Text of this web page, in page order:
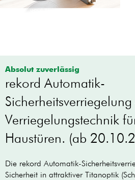
Absolut zuverlässig
rekord Automatik-
Sicherheitsverriegelung
Verriegelungstechnik
Haustüren. (ab
Die rekord Automatik-
Sicherheit in attraktiver Titanoptik